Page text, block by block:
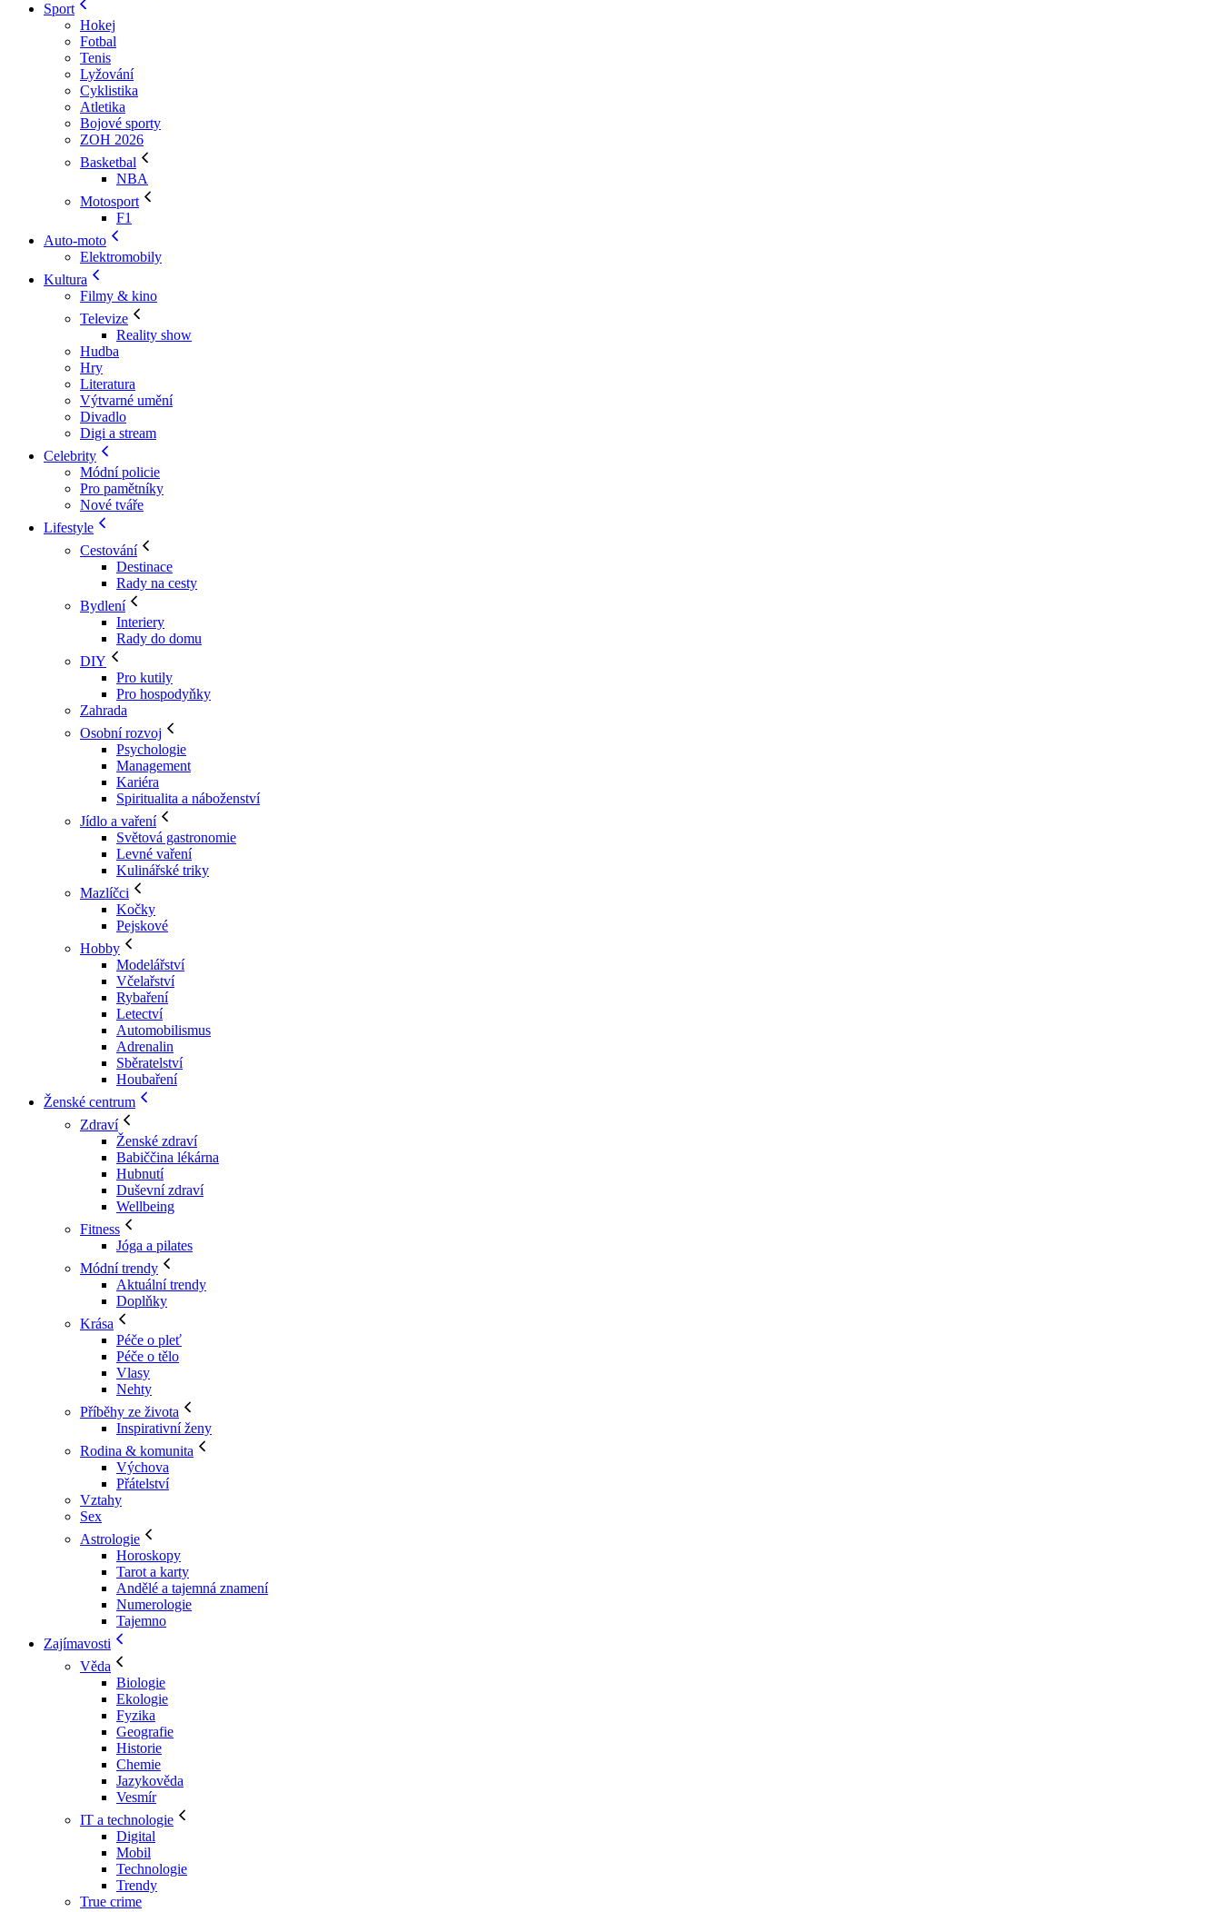
Sport
Hokej
Fotbal
Tenis
Lyžování
Cyklistika
Atletika
Bojové sporty
ZOH 2026
Basketbal
NBA
Motosport
F1
Auto-moto
Elektromobily
Kultura
Filmy & kino
Televize
Reality show
Hudba
Hry
Literatura
Výtvarné umění
Divadlo
Digi a stream
Celebrity
Módní policie
Pro pamětníky
Nové tváře
Lifestyle
Cestování
Destinace
Rady na cesty
Bydlení
Interiery
Rady do domu
DIY
Pro kutily
Pro hospodyňky
Zahrada
Osobní rozvoj
Psychologie
Management
Kariéra
Spiritualita a náboženství
Jídlo a vaření
Světová gastronomie
Levné vaření
Kulinářské triky
Mazlíčci
Kočky
Pejskové
Hobby
Modelářství
Včelařství
Rybaření
Letectví
Automobilismus
Adrenalin
Sběratelství
Houbaření
Ženské centrum
Zdraví
Ženské zdraví
Babiččina lékárna
Hubnutí
Duševní zdraví
Wellbeing
Fitness
Jóga a pilates
Módní trendy
Aktuální trendy
Doplňky
Krása
Péče o pleť
Péče o tělo
Vlasy
Nehty
Příběhy ze života
Inspirativní ženy
Rodina & komunita
Výchova
Přátelství
Vztahy
Sex
Astrologie
Horoskopy
Tarot a karty
Andělé a tajemná znamení
Numerologie
Tajemno
Zajímavosti
Věda
Biologie
Ekologie
Fyzika
Geografie
Historie
Chemie
Jazykověda
Vesmír
IT a technologie
Digital
Mobil
Technologie
Trendy
True crime